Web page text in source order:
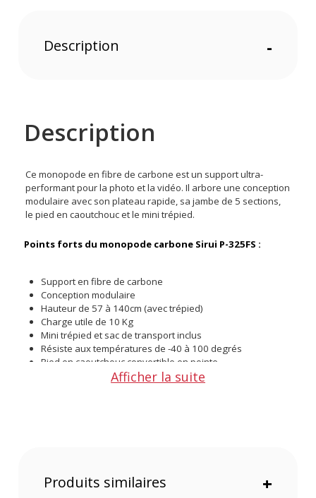
Description -
Description
Ce monopode en fibre de carbone est un support ultra-
performant pour la photo et la vidéo. Il arbore une conception
modulaire avec son plateau rapide, sa jambe de 5 sections,
le pied en caoutchouc et le mini trépied.
Points forts du monopode carbone Sirui P-325FS :
Support en fibre de carbone
Conception modulaire
Hauteur de 57 à 140cm (avec trépied)
Charge utile de 10 Kg
Mini trépied et sac de transport inclus
Résiste aux températures de -40 à 100 degrés
Pied en caoutchouc convertible en pointe
Afficher la suite
Produits similaires +